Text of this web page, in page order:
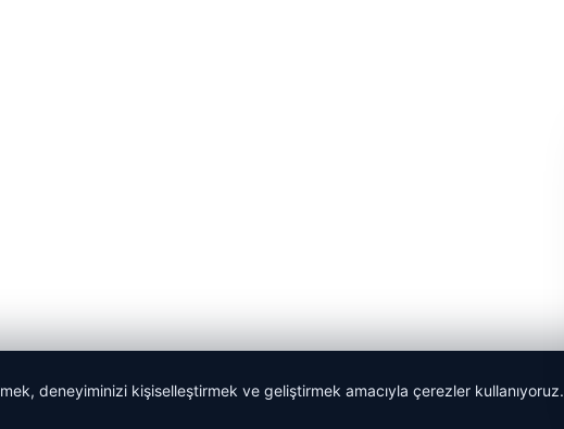
deneyiminizi kişiselleştirmek ve geliştirmek amacıyla çerezler kullanıyoruz.